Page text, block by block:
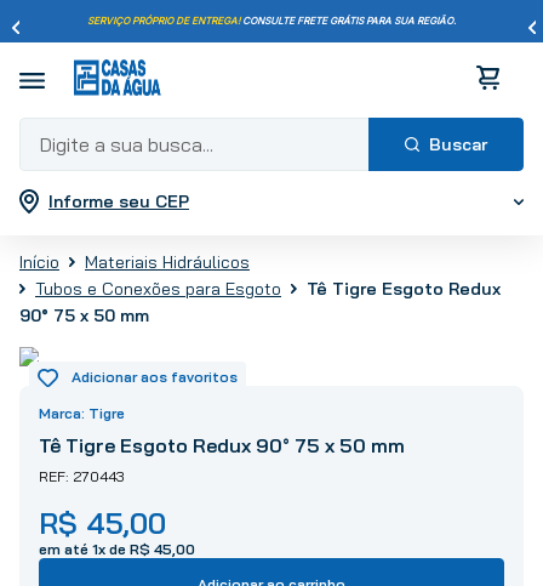
SERVIÇO PRÓPRIO DE ENTREGA!CONSULTE FRETE GRÁTIS PARA SUA REGIÃO.
Digite a sua busca...
Informe seu CEP
Materiais Hidráulicos
Tubos e Conexões para Esgoto
Tê Tigre Esgoto Redux
90° 75 x 50 mm
Tigre
Tê Tigre Esgoto Redux 90° 75 x 50 mm
270443
R$ 45,00
em até 1x de R$ 45 00
Termos mais buscados
2
porcelanato
3º
piso
5
º
vaso sanitário
6º
chuveiro
7 º
cimento
8º
torneira
9º
telha
10º tinta